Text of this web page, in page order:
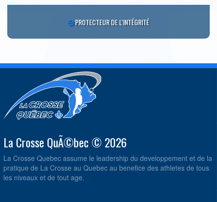
PROTECTEUR DE L'INTÉGRITÉ
La Crosse QuÃ©bec © 2026
La Crosse Quebec assume le leadership du developpement et de la
pratique de La Crosse au Quebec au benefice des athletes de tous
les niveaux et de tout age.